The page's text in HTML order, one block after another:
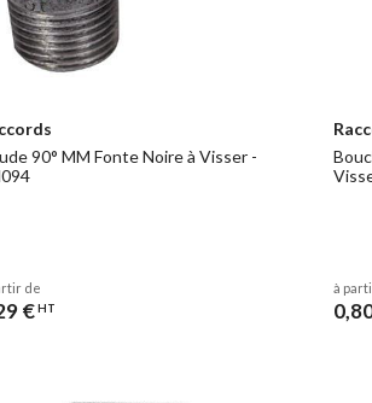
90° MM Fonte Noire à Visser -
de
€HT
à